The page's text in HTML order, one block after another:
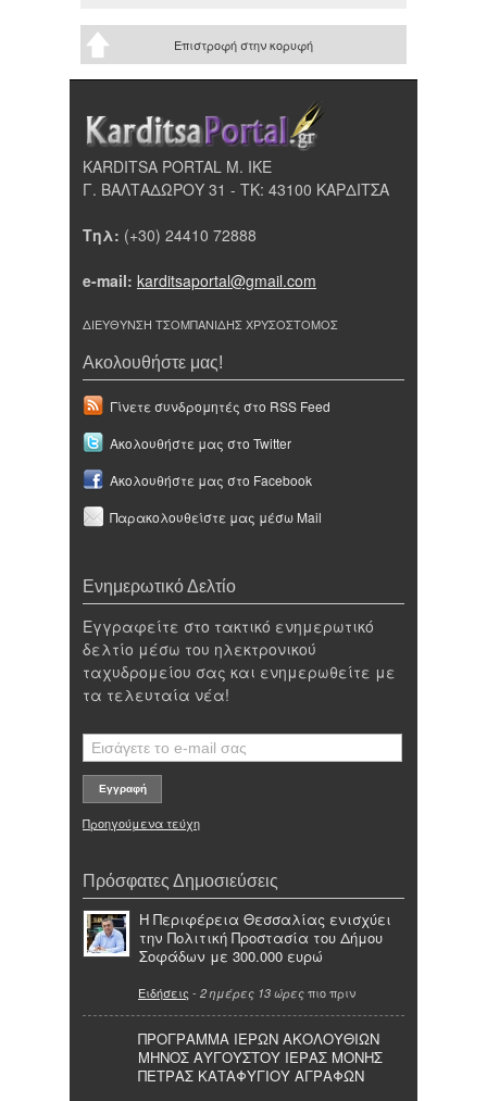
Επιστροφή στην κορυφή
KARDITSA PORTAL Μ. ΙΚΕ
Γ. ΒΑΛΤΑΔΩΡΟΥ 31 - ΤΚ: 43100 ΚΑΡΔΙΤΣΑ
Τηλ: (+30) 24410 72888
e-mail: karditsaportal@gmail.com
ΔΙΕΥΘΥΝΣΗ ΤΣΟΜΠΑΝΙΔΗΣ ΧΡΥΣΟΣΤΟΜΟΣ
Ακολουθήστε μας!
Γίνετε συνδρομητές στο RSS Feed
Ακολουθήστε μας στο Twitter
Ακολουθήστε μας στο Facebook
Παρακολουθείστε μας μέσω Mail
Ενημερωτικό Δελτίο
Εγγραφείτε στο τακτικό ενημερωτικό
δελτίο μέσω του ηλεκτρονικού
ταχυδρομείου σας και ενημερωθείτε με
τα τελευταία νέα!
Προηγούμενα τεύχη
Πρόσφατες Δημοσιεύσεις
Η Περιφέρεια Θεσσαλίας ενισχύει
την Πολιτική Προστασία του Δήμου
Σοφάδων με 300.000 ευρώ
Ειδήσεις - 2 ημέρες 13 ώρες πιο πριν
ΠΡΟΓΡΑΜΜΑ ΙΕΡΩΝ ΑΚΟΛΟΥΘΙΩΝ
ΜΗΝΟΣ ΑΥΓΟΥΣΤΟΥ ΙΕΡΑΣ ΜΟΝΗΣ
ΠΕΤΡΑΣ ΚΑΤΑΦΥΓΙΟΥ ΑΓΡΑΦΩΝ